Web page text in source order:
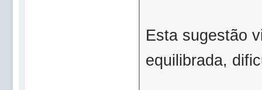
Esta sugestão
equilibrada,